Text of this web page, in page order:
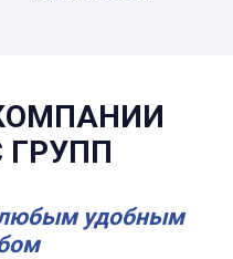
ГРУПП
удобным